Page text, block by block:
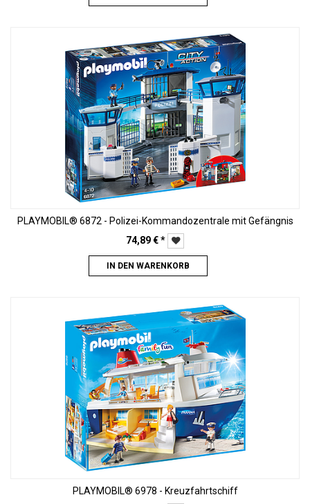
PLAYMOBIL® 6872 - Polizei-Kommandozentrale mit Gefängnis
74,89€*
IN DEN WARENKORB
PLAYMOBIL® 6978 - Kreuzfahrtschiff